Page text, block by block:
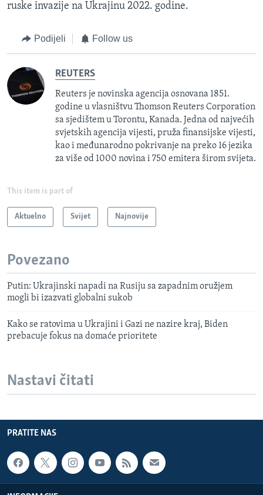
ruske invazije na Ukrajinu 2022. godine.
Podijeli Follow us
REUTERS
Reuters je novinska agencija osnovana 1851.
godine u vlasništvu Thomson Reuters Corporation
sa sjedištem u Torontu, Kanada. Jedna od najvećih
svjetskih agencija vijesti, pruža finansijske vijesti,
kao i međunarodno pokrivanje na preko 16 jezika
za više od 1000 novina i 750 emitera širom svijeta.
This item is part of
Aktuelno Svijet Najnovije
Povezano
Putin: Ukrajinski napadi na Rusiju sa zapadnim oružjem
mogli bi izazvati globalni sukob
Kako se ratovima u Ukrajini i Gazi ne nazire kraj, Biden
prebacuje fokus na domaće prioritete
Nastavi čitati
PRATITE NAS